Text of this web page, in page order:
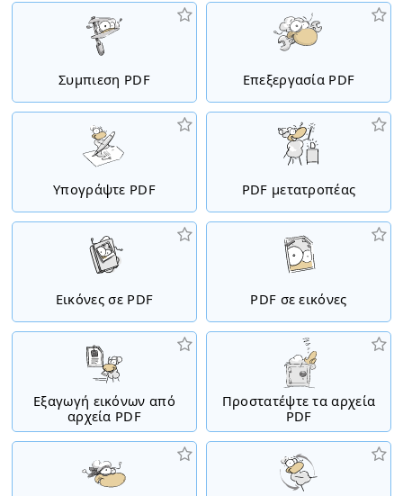
Συμπιεση PDF Επεξεργασία PDF
Υπογράψτε PDF PDF μετατροπέας
Εικόνες σε PDF PDF σε εικόνες
Εξαγωγή εικόνων από
αρχεία PDF
Προστατέψτε τα αρχεία
PDF